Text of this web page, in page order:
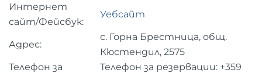
Интернет
сайт/Фейсбук:
Уебсайт
Адрес:
с. Горна Брестница, общ.
Кюстендил, 2575
Телефон за
Телефон за резервации: +359